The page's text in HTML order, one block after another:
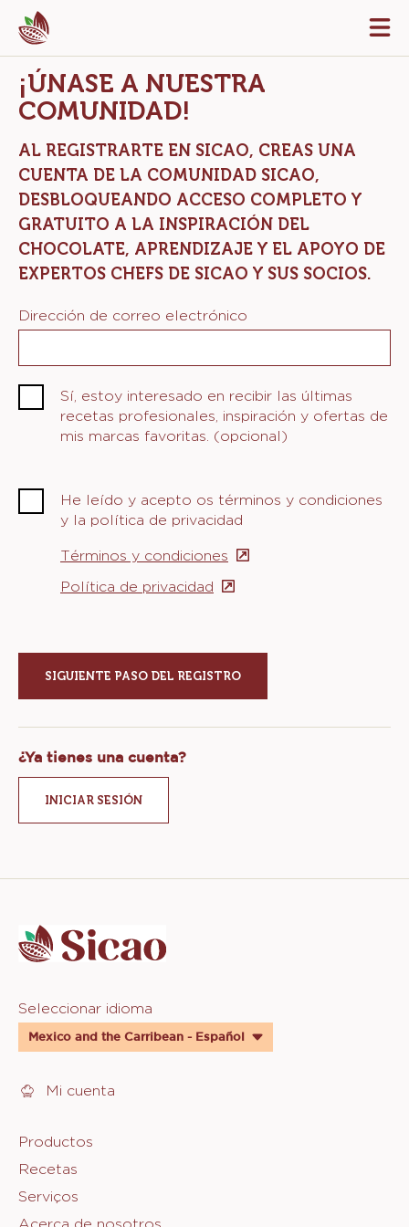
Skip
to
main
content
¡ÚNASE A NUESTRA
COMUNIDAD!
AL REGISTRARTE EN SICAO, CREAS UNA
CUENTA DE LA COMUNIDAD SICAO,
DESBLOQUEANDO ACCESO COMPLETO Y
GRATUITO A LA INSPIRACIÓN DEL
CHOCOLATE, APRENDIZAJE Y EL APOYO DE
EXPERTOS CHEFS DE SICAO Y SUS SOCIOS.
Dirección de correo electrónico
Sí, estoy interesado en recibir las últimas
recetas profesionales, inspiración y ofertas de
mis marcas favoritas. (opcional)
He leído y acepto os términos y condiciones
y la política de privacidad
Términos y condiciones (opens
in
Política de privacidad (opens
new
window)
¿Ya tienes una cuenta?
INICIAR SESIÓN
info
Website
quick
links
Seleccionar idioma
Mexico and the Carribean - Español
Mi cuenta
Footer
Sicao
Productos
Recetas
Serviços